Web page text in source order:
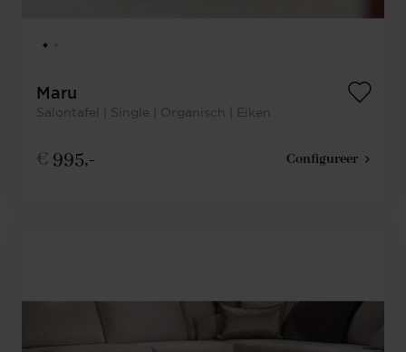
Maru
Salontafel | Single | Organisch | Eiken
€ 995,- Configureer